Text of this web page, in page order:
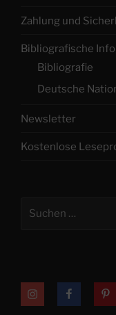
Zahlung und
Bibliografische
Bibliografie
Deutsche
Newsletter
Kostenlose
InstagramFacebook